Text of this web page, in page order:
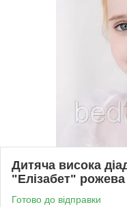
Дитяча висока
"Елізабет"
Готово до відправки